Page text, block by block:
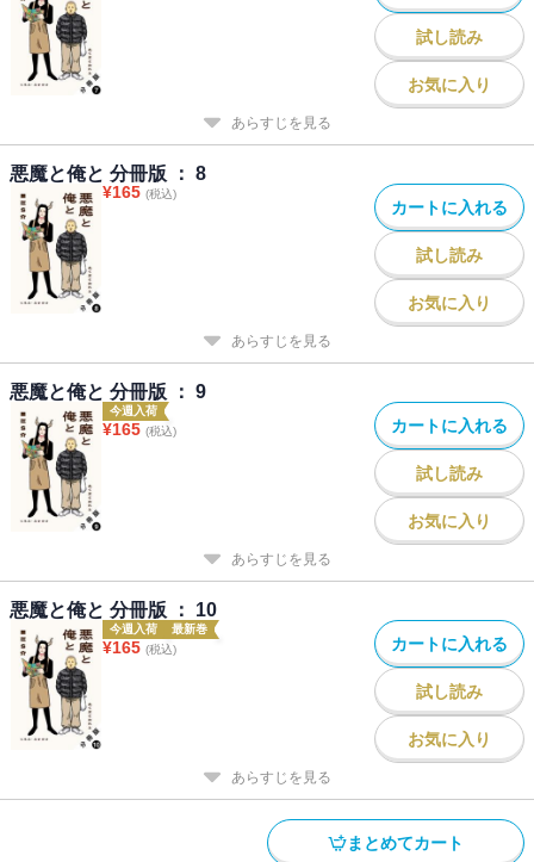
試し読み
お気に入り
あらすじを見る
悪魔と俺と 分冊版 ： 8
¥165 (税込)
カートに入れる
試し読み
お気に入り
あらすじを見る
悪魔と俺と 分冊版 ： 9
今週入荷
¥165 (税込) カートに入れる
試し読み
お気に入り
あらすじを見る
悪魔と俺と 分冊版 ： 10
今週入荷 最新巻
¥165 (税込) カートに入れる
試し読み
お気に入り
あらすじを見る
まとめてカート